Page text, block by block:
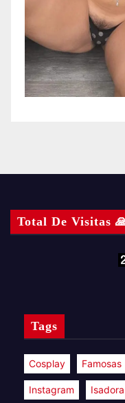
Total De Visitas
Tags
Cosplay Famosas
Instagram